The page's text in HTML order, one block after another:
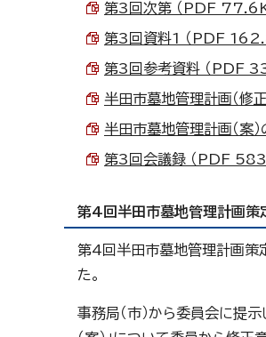
第3回次第 （PDF
第3回資料1 （PDF
第3回参考資料 （PDF
半田市墓地管理計画（修
半田市墓地管理計画（案
第3回会議録 （PDF
第4回半田市墓地管理計画策
第4回半田市墓地管理計画策
た。
事務局（市）から委員会に提